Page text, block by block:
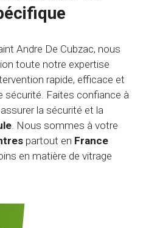
Andre De Cubzac, nous
toute notre expertise
rapide, efficace et
sécurité. Faites confiance à
la sécurité et la
. Nous sommes à votre
partout en France
en matière de vitrage